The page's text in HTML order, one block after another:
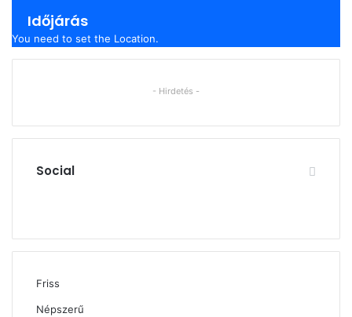
Időjárás
You need to set the Location.
- Hirdetés -
Social
Friss
Népszerű